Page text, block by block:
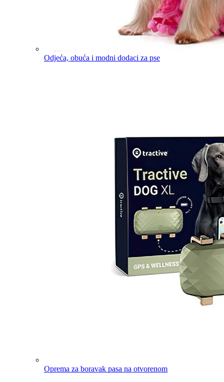
Odjeća, obuća i modni dodaci za pse
Oprema za boravak pasa na otvorenom